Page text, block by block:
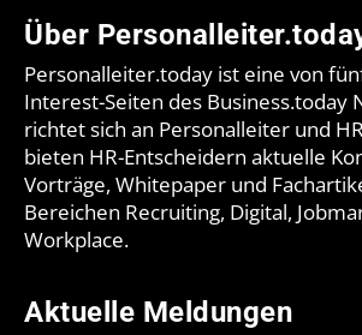
Über
Personalleiter.today ist eine von
Interest-Seiten des Business.today
richtet sich an Personalleiter und
bieten HR-Entscheidern aktuelle
Vorträge, Whitepaper und
Bereichen Recruiting, Digital,
Workplace.
Aktuelle Meldungen